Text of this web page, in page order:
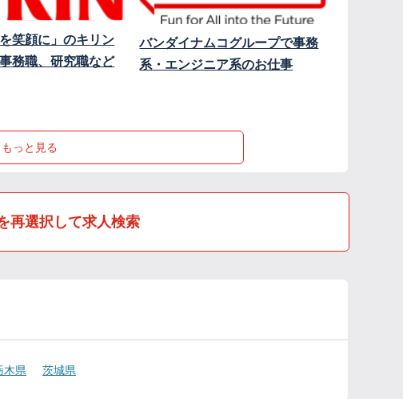
を笑顔に」のキリン
務職、研究職など
バンダイナムコグループで事務
系・エンジニア系のお仕事
もっと見る
再選択して求人検索
木県 茨城県